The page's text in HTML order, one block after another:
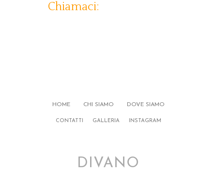
Chiamaci:
HOME CHI SIAMO DOVE SIAMO
CONTATTI GALLERIA INSTAGRAM
DIVANO